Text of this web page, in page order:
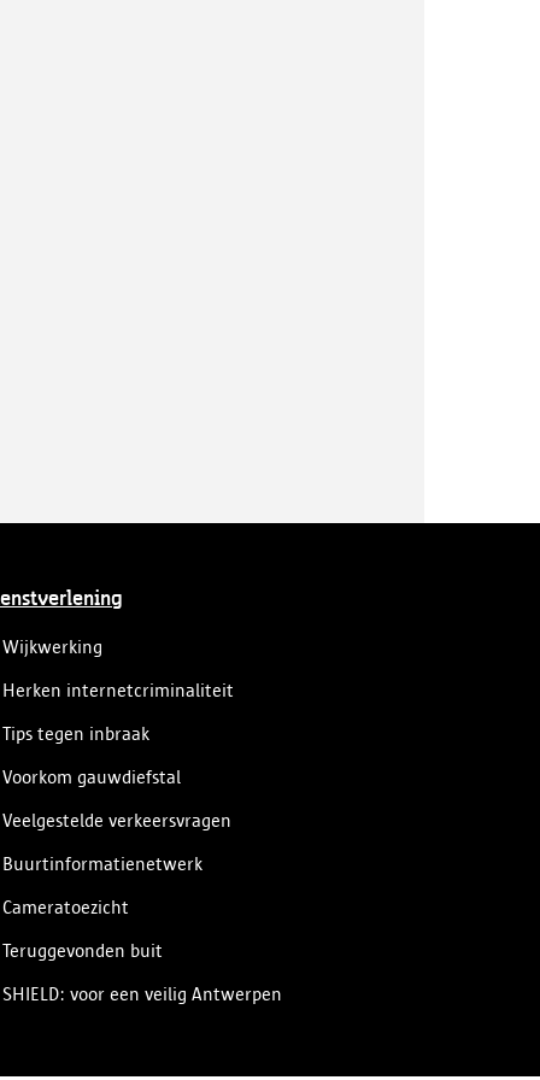
Wijkwerking
Herken internetcriminaliteit
Tips tegen inbraak
Voorkom gauwdiefstal
Veelgestelde verkeersvragen
Buurtinformatienetwerk
Cameratoezicht
Teruggevonden buit
SHIELD: voor een veilig Antwerpen